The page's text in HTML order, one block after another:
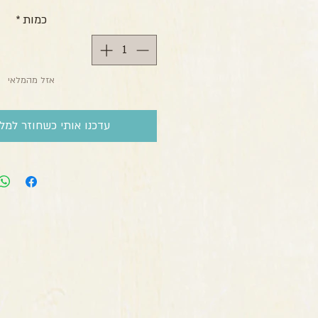
כמות *
אזל מהמלאי
עדכנו אותי כשחוזר